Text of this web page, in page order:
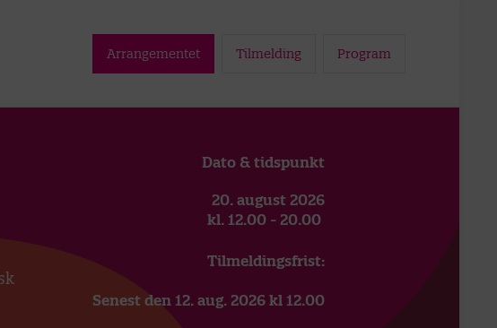
Arrangementet Tilmelding Program
Dato & tidspunkt
20. august 2026
kl. 12.00 - 20.00
Tilmeldingsfrist:
Senest den 12. aug. 2026 kl 12.00